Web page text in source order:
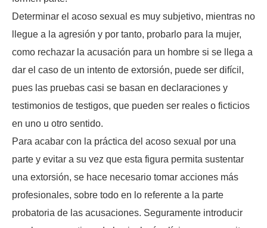
Determinar el acoso sexual es muy subjetivo, mientras no
llegue a la agresión y por tanto, probarlo para la mujer,
como rechazar la acusación para un hombre si se llega a
dar el caso de un intento de extorsión, puede ser difícil,
pues las pruebas casi se basan en declaraciones y
testimonios de testigos, que pueden ser reales o ficticios
en uno u otro sentido.
Para acabar con la práctica del acoso sexual por una
parte y evitar a su vez que esta figura permita sustentar
una extorsión, se hace necesario tomar acciones más
profesionales, sobre todo en lo referente a la parte
probatoria de las acusaciones. Seguramente introducir